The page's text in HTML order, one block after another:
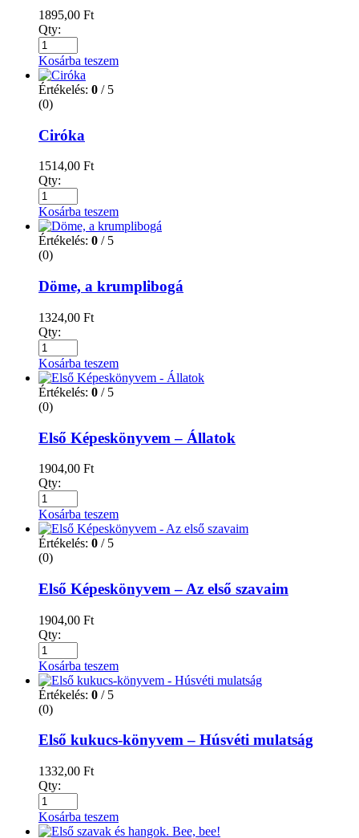
1895,00 Ft
Qty:
Kosárba teszem
Értékelés: 0 / 5
(0)
Ciróka
1514,00 Ft
Qty:
Kosárba teszem
Értékelés: 0 / 5
(0)
Döme, a krumplibogá
1324,00 Ft
Qty:
Kosárba teszem
Értékelés: 0 / 5
(0)
Első Képeskönyvem – Állatok
1904,00 Ft
Qty:
Kosárba teszem
Értékelés: 0 / 5
(0)
Első Képeskönyvem – Az első szavaim
1904,00 Ft
Qty:
Kosárba teszem
Értékelés: 0 / 5
(0)
Első kukucs-könyvem – Húsvéti mulatság
1332,00 Ft
Qty:
Kosárba teszem